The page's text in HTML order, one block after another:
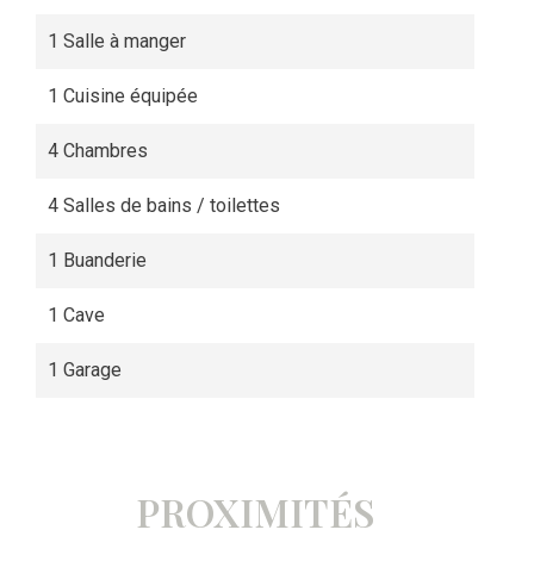
1 Salle à manger
1 Cuisine équipée
4 Chambres
4 Salles de bains / toilettes
1 Buanderie
1 Cave
1 Garage
PROXIMITÉS